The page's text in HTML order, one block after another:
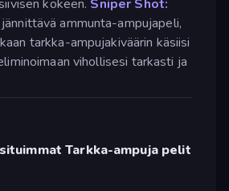
kokeen. Sniper Shot:
ammunta-ampujapeli,
tarkka-ampujakiväärin käsiisi
vihollisesi tarkasti ja
Tarkka-ampuja pelit